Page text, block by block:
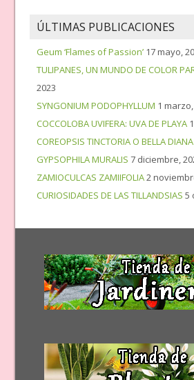
ÚLTIMAS PUBLICACIONES
Geum ‘Flames of Passion’ 17 mayo,
TULIPANES, UN MUNDO DE COLOR
2023
SYNGONIUM PODOPHYLLUM 1
COCCOLOBA UVIFERA: UVA DE PLAYA
COREOPSIS TINCTORIA O BELLA DIANA
GYPSOPHILA MURALIS 7 diciembre,
ZAMIOCULCAS ZAMIIFOLIA2
CURIOSIDADES DE LAS TILLANDSIAS 5